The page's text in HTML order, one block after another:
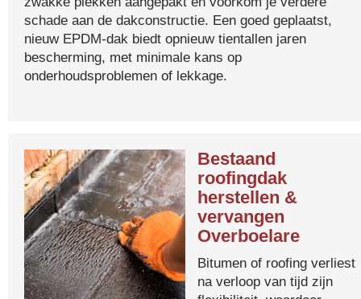
schade aan de dakconstructie. Een goed geplaatst,
nieuw EPDM-dak biedt opnieuw tientallen jaren
bescherming, met minimale kans op
onderhoudsproblemen of lekkage.
Bestaand
roofingdak
herstellen &
vervangen
Overboelare
Bitumen of roofing verliest
na verloop van tijd zijn